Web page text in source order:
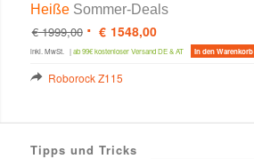
Heiße Sommer-Deals
€1999,00 Ursprünglicher
Preis
war:
€ 1548,00
ist:
inkl. MwSt. |ab 99€ kostenloser Versand DE & AT In den Warenkorb
Roborock Z115
Tipps und Tricks